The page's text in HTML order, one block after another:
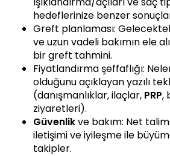
hedeflerinize benzer
Greft planlaması:
ve uzun vadeli bakımın ele
bir greft tahmini.
Fiyatlandırma şeffaflığı:
olduğunu açıklayan yazılı
(danışmanlıklar, ilaçlar, PRP,
ziyaretleri).
Güvenlikve bakım: Net
iletişimi ve iyileşme ile
takipler.